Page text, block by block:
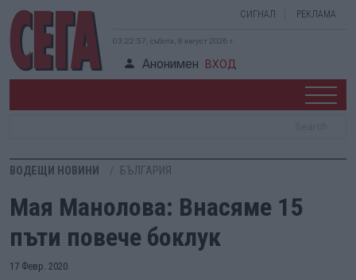
СИГНАЛ РЕКЛАМА
03:22:58, събота, 8 август 2026 г.
Анонимен ВХОД
ВОДЕЩИ НОВИНИ БЪЛГАРИЯ
Мая Манолова: Внасяме 15
пъти повече боклук
17 Февр. 2020